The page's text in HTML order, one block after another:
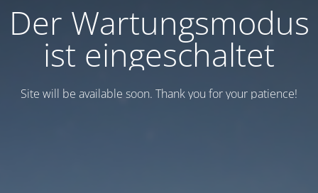
Der Wartungsmodus
ist eingeschaltet
Site will be available soon. Thank you for your patience!